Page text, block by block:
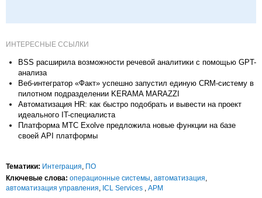
ИНТЕРЕСНЫЕ ССЫЛКИ
BSS расширила возможности речевой аналитики с помощью GPT-
анализа
Веб-интегратор «Факт» успешно запустил единую CRM-систему в
пилотном подразделении KERAMA MARAZZI
Автоматизация HR: как быстро подобрать и вывести на проект
идеального IT-специалиста
Платформа МТС Exolve предложила новые функции на базе
своей API платформы
Тематики: Интеграция, ПО
Ключевые слова: операционные системы, автоматизация,
автоматизация управления, ICL Services , АРМ